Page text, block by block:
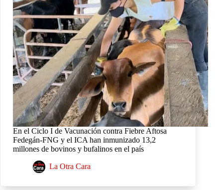
En el Ciclo I de Vacunación contra Fiebre Aftosa
Fedegán-FNG y el ICA han inmunizado 13,2
millones de bovinos y bufalinos en el país
La Otra Cara